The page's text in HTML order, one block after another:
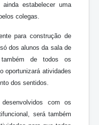
ainda estabelecer uma
colegas.
para construção de
dos alunos da sala de
também de todos os
oportunizará atividades
dos sentidos.
com os
será também